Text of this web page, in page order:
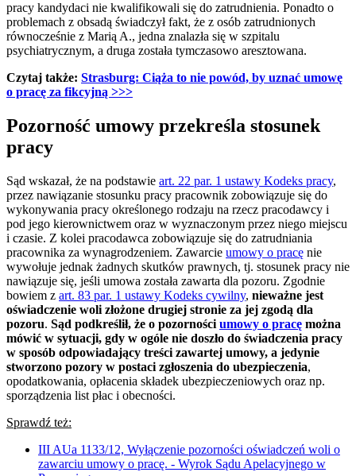
pracy kandydaci nie kwalifikowali się do zatrudnienia. Ponadto o
problemach z obsadą świadczył fakt, że z osób zatrudnionych
równocześnie z Marią A., jedna znalazła się w szpitalu
psychiatrycznym, a druga została tymczasowo aresztowana.
Czytaj także: Strasburg: Ciąża to nie powód, by uznać umowę
o pracę za fikcyjną >>>
Pozorność umowy przekreśla stosunek
pracy
Sąd wskazał, że na podstawie art. 22 par. 1 ustawy Kodeks pracy,
przez nawiązanie stosunku pracy pracownik zobowiązuje się do
wykonywania pracy określonego rodzaju na rzecz pracodawcy i
pod jego kierownictwem oraz w wyznaczonym przez niego miejscu
i czasie. Z kolei pracodawca zobowiązuje się do zatrudniania
pracownika za wynagrodzeniem. Zawarcie umowy o pracę nie
wywołuje jednak żadnych skutków prawnych, tj. stosunek pracy nie
nawiązuje się, jeśli umowa została zawarta dla pozoru. Zgodnie
bowiem z art. 83 par. 1 ustawy Kodeks cywilny, nieważne jest
oświadczenie woli złożone drugiej stronie za jej zgodą dla
pozoru. Sąd podkreślił, że o pozorności umowy o pracę można
mówić w sytuacji, gdy w ogóle nie doszło do świadczenia pracy
w sposób odpowiadający treści zawartej umowy, a jedynie
stworzono pozory w postaci zgłoszenia do ubezpieczenia,
opodatkowania, opłacenia składek ubezpieczeniowych oraz np.
sporządzenia list płac i obecności.
Sprawdź też:
III AUa 1133/12, Wyłączenie pozorności oświadczeń woli o
zawarciu umowy o pracę. - Wyrok Sądu Apelacyjnego w